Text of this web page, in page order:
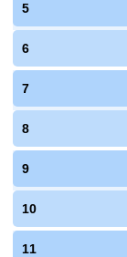
5
6
7
8
9
10
11